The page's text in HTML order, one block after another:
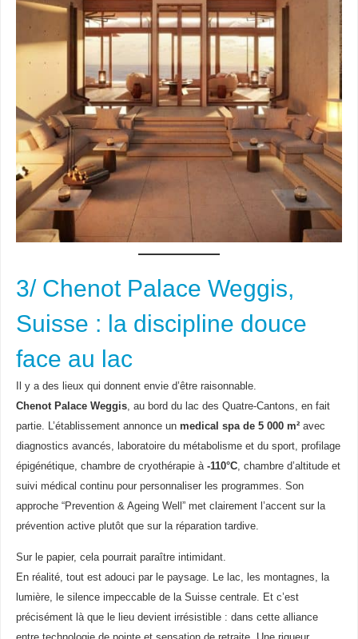
3/ Chenot Palace Weggis,
Suisse : la discipline douce
face au lac
Il y a des lieux qui donnent envie d’être raisonnable.
Chenot Palace Weggis, au bord du lac des Quatre-Cantons, en fait
partie. L’établissement annonce un medical spa de 5 000 m²avec
diagnostics avancés, laboratoire du métabolisme et du sport, profilage
épigénétique, chambre de cryothérapie à -110°C, chambre d’altitude et
suivi médical continu pour personnaliser les programmes. Son
approche “Prevention & Ageing Well” met clairement l’accent sur la
prévention active plutôt que sur la réparation tardive.
Sur le papier, cela pourrait paraître intimidant.
En réalité, tout est adouci par le paysage. Le lac, les montagnes, la
lumière, le silence impeccable de la Suisse centrale. Et c’est
précisément là que le lieu devient irrésistible : dans cette alliance